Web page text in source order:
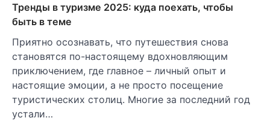
Тренды в туризме 2025: куда поехать, чтобы
быть в теме
Приятно осознавать, что путешествия снова
становятся по-настоящему вдохновляющим
приключением, где главное – личный опыт и
настоящие эмоции, а не просто посещение
туристических столиц. Многие за последний год
устали…